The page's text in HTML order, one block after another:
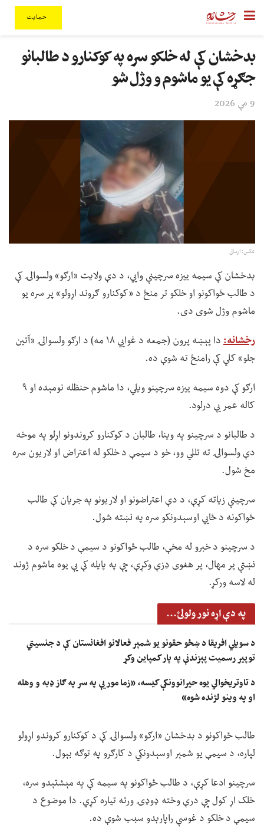
حمایت
بدخشان کې له خلکو سره په کوکنارو د طالبانو
جګړه کې یو ماشوم و وژل شو
9 مې 2026
عکس: ارسالی
بدخشان کې سیمه ییزه سرچینې وايي، د دې ولایت «ارګو» ولسوالۍ کې
د طالب ځواکونو او خلکو تر منځ د «کوکنارو ګروند اړولو» پر سره یو
ماشوم وژل شوی دی.
رخشانه:
دا پېښه پرون (جمعه د غوايي ۱۸ مه) د ارګو ولسوالۍ «آتین
جلو» کلي کې رامنځ ته شوې ده.
ارګو کې دوه سیمه ییزه سرچینو ویلي، دا ماشوم حنظله نومېده او ۹
کاله عمر یې درلود.
د طالبانو د سرچینو په وینا، طالبان د کوکنارو کروندونو اړلو په موخه
دې ولسوالۍ ته تللي وو، خو د سیمې د خلکو له اعتراض او لاریون سره
مخ شول.
سرچینې زیاته کړې، د دې اعتراضونو او لاریونو په جریان کې طالب
ځواکونه د ځايي اوسېدونکو سره په نښته شول.
د سرچینو د خبرو له مخې، طالب ځواکونو د سیمې د خلکو سره د
نښتې پر مهال، پر هغوی ډزې وکړې، چې په پایله کې یې یوه ماشوم ژوند
له لاسه ورکړ.
په دې اړه نور ولولئ...
د سویلي افریقا د ښځو حقونو یو شمېر فعالانو افغانستان کې د جنسیتي
توپیر رسمیت پېزندنې په پار کمپاین وکړ
د تاوتریخوالي یوه حیرانوونکې کیسه، «زما مور یې په سر په ګاز ډبه و وهله
او په وینو لژنده شوه»
طالب ځواکونو د بدخشان «ارګو» ولسوالۍ کې د کوکنارو کروندو اړولو
لپاره، د سیمې یو شمېر اوسېدونکي د کارګرو په توګه بېول.
سرچینو ادعا کړې، د طالب ځواکونو په سیمه کې په مېشتېدو سره،
خلک اړ کول چې درې وخته ډوډۍ ورته تیاره کړي. دا موضوع د
سیمې د خلکو د غوسې راپارېدو سبب شوې ده.